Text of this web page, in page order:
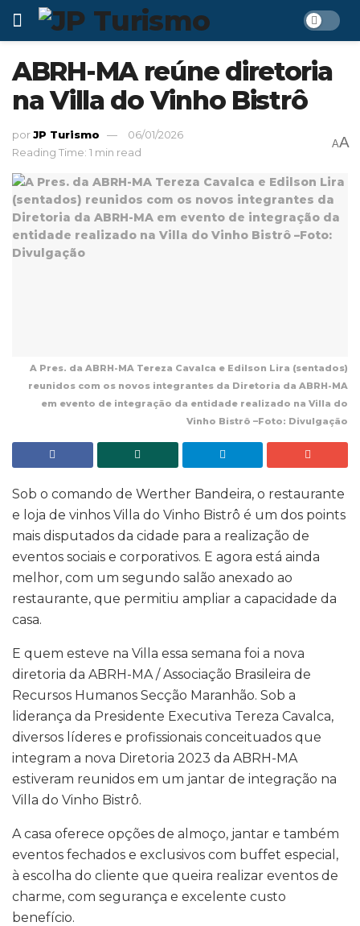
ABRH-MA reúne diretoria
na Villa do Vinho Bistrô
porJP Turismo
06/01/2026
Reading Time: 1 min read
AA
A Pres. da ABRH-MA Tereza Cavalca e Edilson Lira (sentados)
reunidos com os novos integrantes da Diretoria da ABRH-MA
em evento de integração da entidade realizado na Villa do
Vinho Bistrô –Foto: Divulgação
Sob o comando de Werther Bandeira, o restaurante
e loja de vinhos Villa do Vinho Bistrô é um dos points
mais disputados da cidade para a realização de
eventos sociais e corporativos. E agora está ainda
melhor, com um segundo salão anexado ao
restaurante, que permitiu ampliar a capacidade da
casa.
E quem esteve na Villa essa semana foi a nova
diretoria da ABRH-MA / Associação Brasileira de
Recursos Humanos Secção Maranhão. Sob a
liderança da Presidente Executiva Tereza Cavalca,
diversos líderes e profissionais conceituados que
integram a nova Diretoria 2023 da ABRH-MA
estiveram reunidos em um jantar de integração na
Villa do Vinho Bistrô.
A casa oferece opções de almoço, jantar e também
eventos fechados e exclusivos com buffet especial,
à escolha do cliente que queira realizar eventos de
charme, com segurança e excelente custo
benefício.